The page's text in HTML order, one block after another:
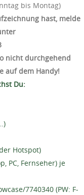
bis Montag)
hast, melde
nicht durchgehend
auf dem Handy!
Du:
Hotspot)
PC, Fernseher) je
7740340 (PW: F-